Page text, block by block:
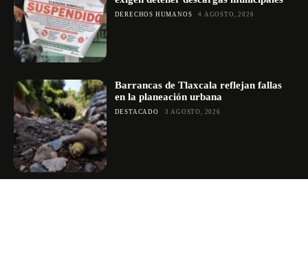
DERECHOS HUMANOS 4 AGOSTO, 2026
Barrancas de Tlaxcala reflejan fallas
en la planeación urbana
DESTACADO 3 AGOSTO, 2026